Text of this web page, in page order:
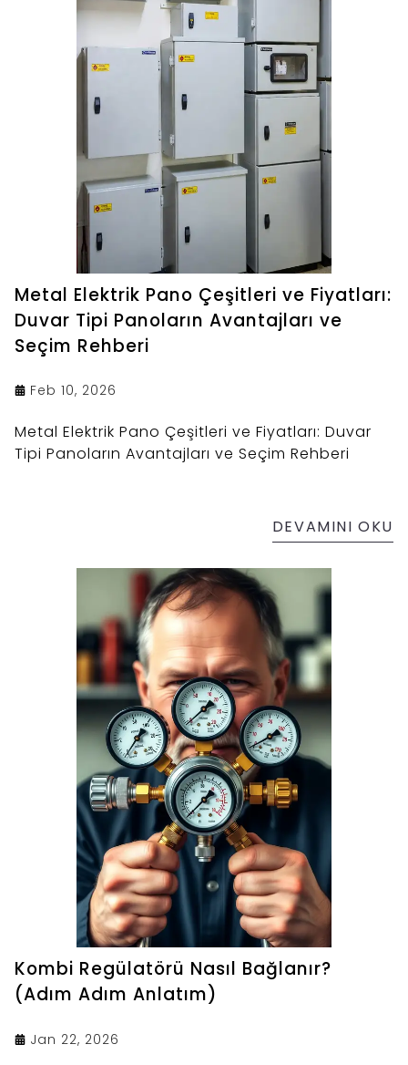
Metal Elektrik Pano Çeşitleri ve Fiyatları:
Duvar Tipi Panoların Avantajları ve
Seçim Rehberi
Feb 10, 2026
Metal Elektrik Pano Çeşitleri ve Fiyatları: Duvar
Tipi Panoların Avantajları ve Seçim Rehberi
DEVAMINI OKU
Kombi Regülatörü Nasıl Bağlanır?
(Adım Adım Anlatım)
Jan 22, 2026